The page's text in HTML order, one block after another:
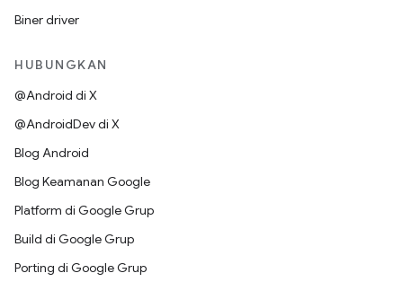
Biner driver
HUBUNGKAN
@Android di X
@AndroidDev di X
Blog Android
Blog Keamanan Google
Platform di Google Grup
Build di Google Grup
Porting di Google Grup